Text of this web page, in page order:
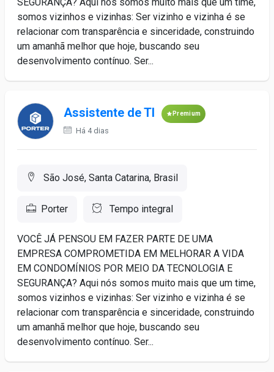
somos vizinhos e vizinhas: Ser vizinho e vizinha é se
relacionar com transparência e sinceridade, construindo
um amanhã melhor que hoje, buscando seu
desenvolvimento contínuo. Ser...
Assistente de TI Premium
Há 4 dias
São José, Santa Catarina, Brasil
Porter Tempo integral
VOCÊ JÁ PENSOU EM FAZER PARTE DE UMA
EMPRESA COMPROMETIDA EM MELHORAR A VIDA
EM CONDOMÍNIOS POR MEIO DA TECNOLOGIA E
SEGURANÇA? Aqui nós somos muito mais que um time,
somos vizinhos e vizinhas: Ser vizinho e vizinha é se
relacionar com transparência e sinceridade, construindo
um amanhã melhor que hoje, buscando seu
desenvolvimento contínuo. Ser...